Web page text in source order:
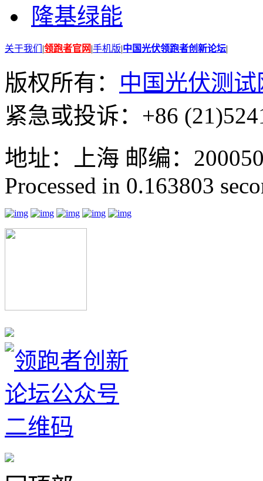
隆基绿能
关于我们 |领跑者官网|手机版|中国光伏领跑者创新论坛|
版权所有： 中国光伏测试
紧急或投诉：+86
地址：上海 邮编：
Processed in 0.163803